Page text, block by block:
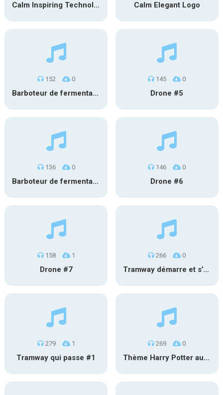
Calm Inspiring Technology Logo Calm Elegant Logo
152 0
Barboteur de fermentation #1
145 0
Drone #5
136 0
Barboteur de fermentation #2
146 0
Drone #6
158 1
Drone #7
266 0
Tramway démarre et s’éloigne #2
279 1
Tramway qui passe #1
269 0
Thème Harry Potter au carillon